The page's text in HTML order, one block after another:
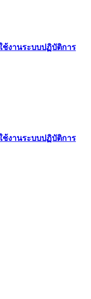
ช้งานระบบปฏิบัติการ
ช้งานระบบปฏิบัติการ